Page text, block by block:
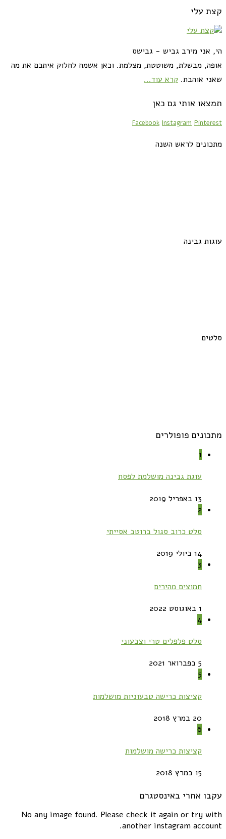
קצת עלי
הי, אני מירב גביש - גבישס
אופה, מבשלת, משוטטת, מצלמת. וכאן אשמח לחלוק איתכם את מה
שאני אוהבת. קרא עוד...
תמצאו אותי גם כאן
Facebook Instagram Pinterest
מתכונים לראש השנה
עוגות גבינה
סלטים
מתכונים פופולרים
1
עוגת גבינה מושלמת לפסח
13 באפריל 2019
2
סלט כרוב סגול ברוטב אסייתי
14 ביולי 2019
3
חמוצים מהירים
1 באוגוסט 2022
4
סלט פלפלים טרי וצבעוני
5 בפברואר 2021
5
קציצות כרישה טבעוניות מושלמות
20 במרץ 2018
6
קציצות כרישה מושלמות
15 במרץ 2018
עקבו אחרי באינסטגרם
No any image found. Please check it again or try with
another instagram account.